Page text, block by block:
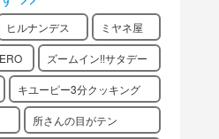
ヒルナンデス ミヤネ屋
ズームイン!!サタデー
キユーピー3分クッキング
所さんの目がテン